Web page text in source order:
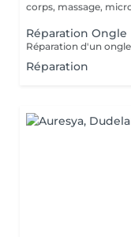
corps, massage,
Réparation Ongle
Réparation d'un
Réparation